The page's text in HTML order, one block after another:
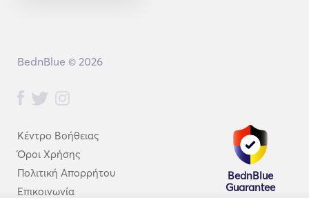
Κέντρο Βοήθειας
Όροι Χρήσης
Πολιτική Απορρήτου
Επικοινωνία
BednBlue
Guarantee
BednBlue © 2026